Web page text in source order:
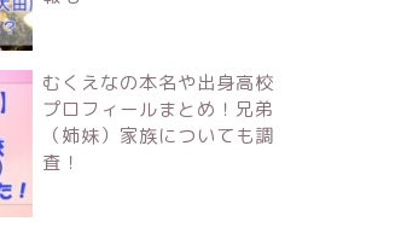
むくえなの本名や出身高校
プロフィールまとめ！兄弟
（姉妹）家族についても調
査！